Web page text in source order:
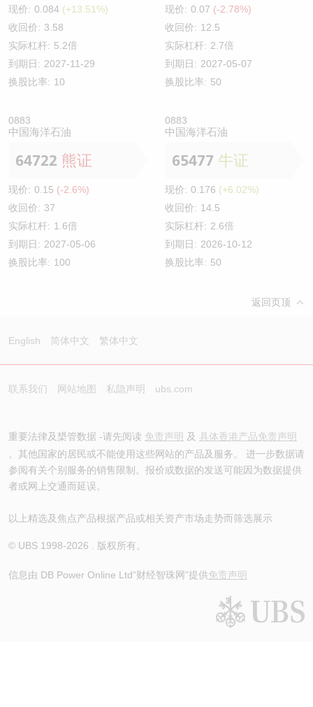
现价: 0.084 (+13.51%)
收回价: 3.58
实际杠杆: 5.2倍
到期日: 2027-11-29
换股比率: 10
现价: 0.07 (-2.78%)
收回价: 12.5
实际杠杆: 2.7倍
到期日: 2027-05-07
换股比率: 50
0883
中国海洋石油
64722 熊证
现价: 0.15 (-2.6%)
收回价: 37
实际杠杆: 1.6倍
到期日: 2027-05-06
换股比率: 100
0883
中国海洋石油
65477 牛证
现价: 0.176 (+6.02%)
收回价: 14.5
实际杠杆: 2.6倍
到期日: 2026-10-12
换股比率: 50
返回页顶
English 简体中文 繁体中文
联系我们 网站地图 私隐声明 ubs.com
重要法律及槼管数据 -请先阅读 免责声明 及 具体香港产品免责声明
。其他国家的居民或不能使用这些网站的产品及服务。 进一步数据请
参阅有关个别服务的销售限制。报价或数据的发送可能因为数据提供
者或网上交通而延误。
以上精选及焦点产品根据产品或相关资产市场走势而筛选展示
© UBS 1998-2026 . 版权所有。
信息由 DB Power Online Ltd“财经智珠网”提供免责声明